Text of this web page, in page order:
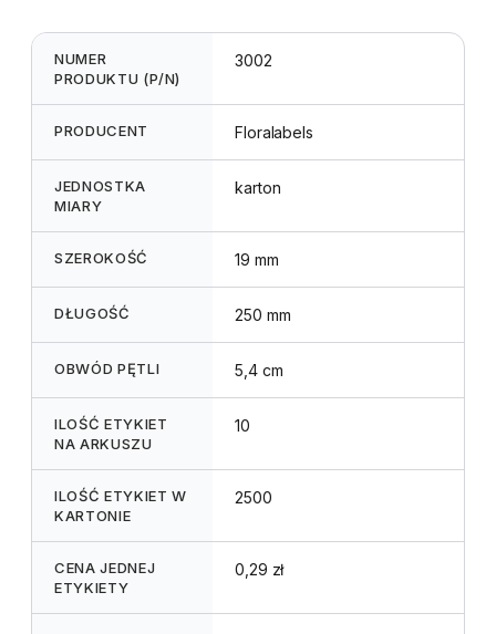
NUMER
PRODUKTU (P/N)
3002
PRODUCENT Floralabels
JEDNOSTKA
MIARY
karton
SZEROKOŚĆ 19 mm
DŁUGOŚĆ 250 mm
OBWÓD PĘTLI 5,4 cm
ILOŚĆ ETYKIET
NA ARKUSZU
10
ILOŚĆ ETYKIET W
KARTONIE
2500
CENA JEDNEJ
ETYKIETY
0,29 zł